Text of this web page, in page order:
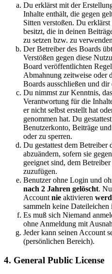
Du erklärst mit der
Inhalte enthält, die gegen
Sitten verstoßen. Du erklärst
besitzt, die in deinen
zu setzen bzw. zu
Der Betreiber des Boards
Verstößen gegen diese
Board veröffentlichten
Abmahnung zeitweise oder
Boards ausschließen und
Du nimmst zur Kenntnis,
Verantwortung für die
er nicht selbst erstellt hat
genommen hat. Du
Benutzerkonto, Beiträge
oder zu sperren.
Du gestattest dem Betreiber
abzuändern, sofern sie
geeignet sind, dem
zuzufügen.
Benutzer ohne Login und
nach 2 Jahren gelöscht.
Account nie aktivieren
sammeln keine
Es muß sich Niemand
ohne Anmeldung mit
Jeder kann seinen Account
(persönlichen Bereich).
4. General Public License